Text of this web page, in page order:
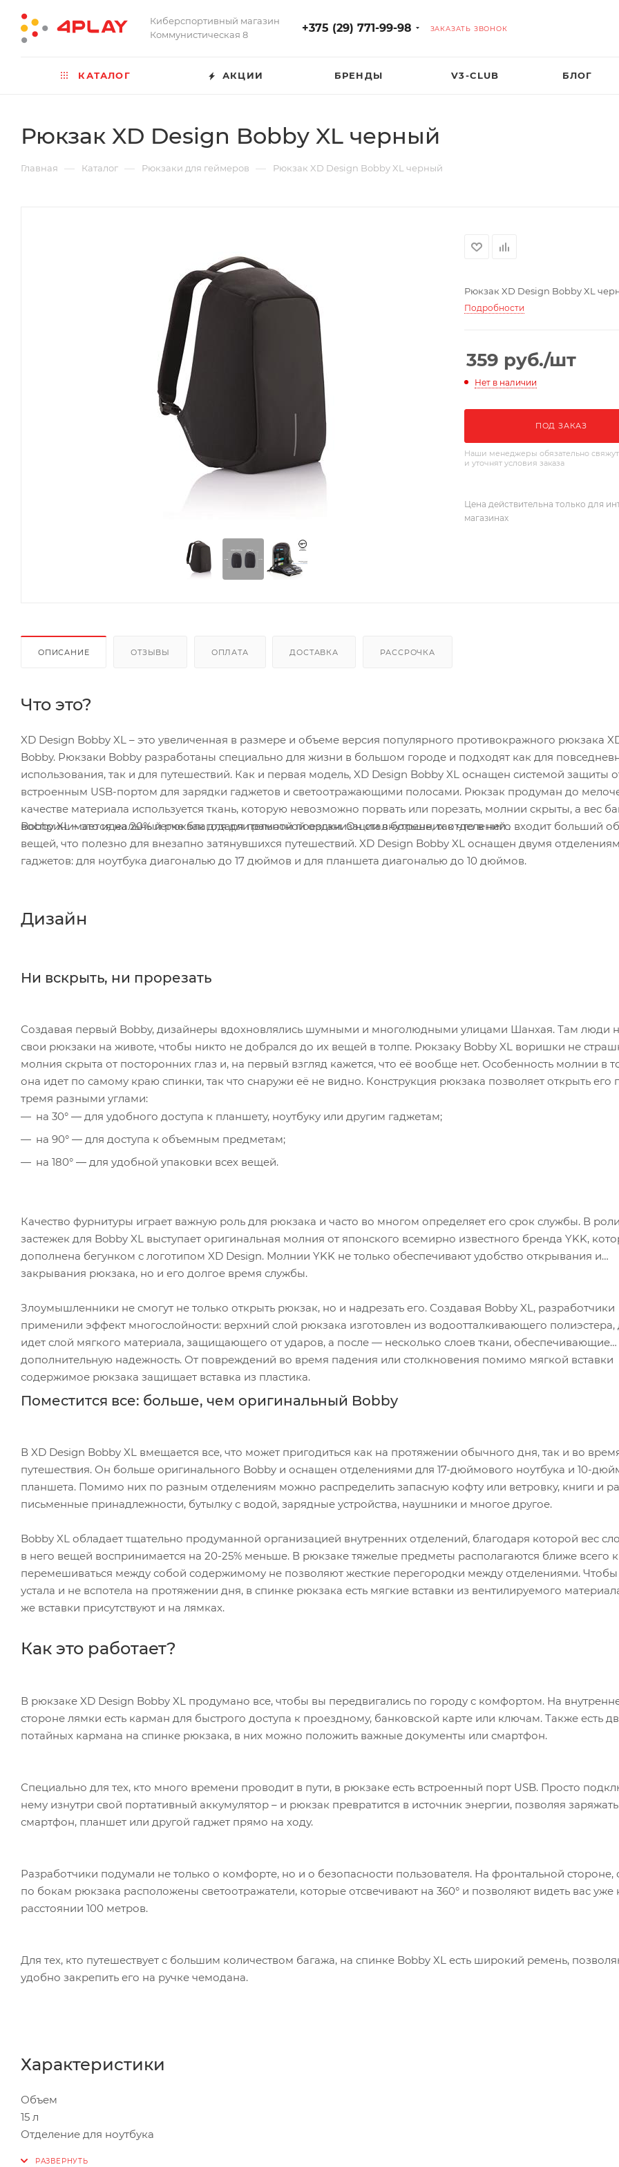
Киберспортивный магазин
Коммунистическая 8
+375 (29) 771-99-98 ЗАКАЗАТЬ ЗВОНОК
КАТАЛОГ АКЦИИ БРЕНДЫ V3-CLUB БЛОГ
Рюкзак XD Design Bobby XL черный
Главная — Каталог — Рюкзаки для геймеров — Рюкзак XD Design Bobby XL черный
Рюкзак XD Design Bobby XL
Подробности
359 руб./шт
Нет в наличии
ПОД ЗАКАЗ
Наши менеджеры обязательно
и уточнят условия заказа
Цена действительна только для
магазинах
ОПИСАНИЕ ОТЗЫВЫ ОПЛАТА ДОСТАВКА РАССРОЧКА
Что это?
XD Design Bobby XL – это увеличенная в размере и объеме версия популярного противокражного рюкзака
Bobby. Рюкзаки Bobby разработаны специально для жизни в большом городе и подходят как для
использования, так и для путешествий. Как и первая модель, XD Design Bobby XL оснащен системой защиты
встроенным USB-портом для зарядки гаджетов и светоотражающими полосами. Рюкзак продуман до
качестве материала используется ткань, которую невозможно порвать или порезать, молнии скрыты, а вес
воспринимается на 20% легче благодаря грамотной организации внутренних отделений .
Bobby XL – это идеальный рюкзак для длительной поездки. Он стал больше, так что в него входит больший
вещей, что полезно для внезапно затянувшихся путешествий. XD Design Bobby XL оснащен двумя
гаджетов: для ноутбука диагональю до 17 дюймов и для планшета диагональю до 10 дюймов.
Дизайн
Ни вскрыть, ни прорезать
Создавая первый Bobby, дизайнеры вдохновлялись шумными и многолюдными улицами Шанхая. Там люди
свои рюкзаки на животе, чтобы никто не добрался до их вещей в толпе. Рюкзаку Bobby XL воришки не
молния скрыта от посторонних глаз и, на первый взгляд кажется, что её вообще нет. Особенность молнии в
она идет по самому краю спинки, так что снаружи её не видно. Конструкция рюкзака позволяет открыть его
тремя разными углами:
на 30° ― для удобного доступа к планшету, ноутбуку или другим гаджетам;
на 90° ― для доступа к объемным предметам;
на 180° ― для удобной упаковки всех вещей.
Качество фурнитуры играет важную роль для рюкзака и часто во многом определяет его срок службы. В роли
застежек для Bobby XL выступает оригинальная молния от японского всемирно известного бренда YKK,
дополнена бегунком с логотипом XD Design. Молнии YKK не только обеспечивают удобство открывания и
закрывания рюкзака, но и его долгое время службы.
Злоумышленники не смогут не только открыть рюкзак, но и надрезать его. Создавая Bobby XL, разработчики
применили эффект многослойности: верхний слой рюкзака изготовлен из водоотталкивающего полиэстера,
идет слой мягкого материала, защищающего от ударов, а после — несколько слоев ткани, обеспечивающие
дополнительную надежность. От повреждений во время падения или столкновения помимо мягкой вставки
содержимое рюкзака защищает вставка из пластика.
Поместится все: больше, чем оригинальный Bobby
В XD Design Bobby XL вмещается все, что может пригодиться как на протяжении обычного дня, так и во
путешествия. Он больше оригинального Bobby и оснащен отделениями для 17-дюймового ноутбука и 10-
планшета. Помимо них по разным отделениям можно распределить запасную кофту или ветровку, книги и
письменные принадлежности, бутылку с водой, зарядные устройства, наушники и многое другое.
Bobby XL обладает тщательно продуманной организацией внутренних отделений, благодаря которой вес
в него вещей воспринимается на 20-25% меньше. В рюкзаке тяжелые предметы располагаются ближе всего к
перемешиваться между собой содержимому не позволяют жесткие перегородки между отделениями.
устала и не вспотела на протяжении дня, в спинке рюкзака есть мягкие вставки из вентилируемого
же вставки присутствуют и на лямках.
Как это работает?
В рюкзаке XD Design Bobby XL продумано все, чтобы вы передвигались по городу с комфортом. На
стороне лямки есть карман для быстрого доступа к проездному, банковской карте или ключам. Также есть
потайных кармана на спинке рюкзака, в них можно положить важные документы или смартфон.
Специально для тех, кто много времени проводит в пути, в рюкзаке есть встроенный порт USB. Просто
нему изнутри свой портативный аккумулятор – и рюкзак превратится в источник энергии, позволяя заряжать
смартфон, планшет или другой гаджет прямо на ходу.
Разработчики подумали не только о комфорте, но и о безопасности пользователя. На фронтальной стороне,
по бокам рюкзака расположены светоотражатели, которые отсвечивают на 360° и позволяют видеть вас уже
расстоянии 100 метров.
Для тех, кто путешествует с большим количеством багажа, на спинке Bobby XL есть широкий ремень,
удобно закрепить его на ручке чемодана.
Характеристики
Объем
15 л
Отделение для ноутбука